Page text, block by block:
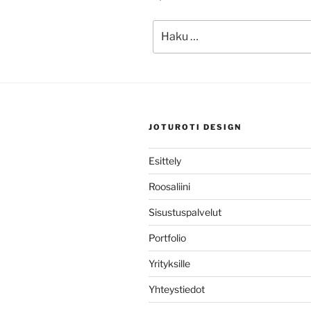
JOTUROTI DESIGN
Esittely
Roosaliini
Sisustuspalvelut
Portfolio
Yrityksille
Yhteystiedot